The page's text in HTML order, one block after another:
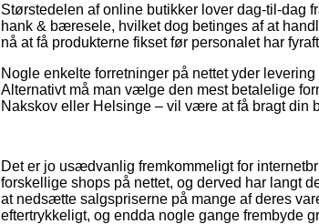
Størstedelen af online butikker lover dag-til-dag
hank & bæresele, hvilket dog betinges af at
nå at få produkterne fikset før personalet har
Nogle enkelte forretninger på nettet yder
Alternativt må man vælge den mest betalelige
Nakskov eller Helsinge – vil være at få bragt din
Det er jo usædvanlig fremkommeligt for
forskellige shops på nettet, og derved har langt
at nedsætte salgspriserne på mange af deres
eftertrykkeligt, og endda nogle gange frembyde